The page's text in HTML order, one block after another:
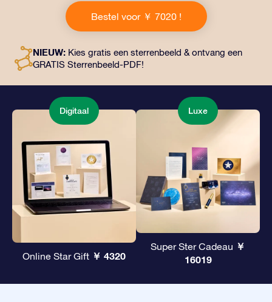
cadeau bevat een prachtige envelop en
gepersonaliseerde documenten die naar een adres
naar keuze worden verzonden, evenals digitale
een magische manier om een blijvend cadeau te geven
aan vrienden en dierbaren.
Bestel voor ￥ 7020 !
NIEUW: Kies gratis een sterrenbeeld & ontvang een
GRATIS Sterrenbeeld-PDF!
Digitaal
Online Star Gift ￥ 4320
Luxe
Super Ster Cadeau ￥
16019